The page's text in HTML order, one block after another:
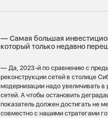
— Самая большая
который только недавно
— Да, 2023-й по сравнению с
реконструкции сетей в столице
модернизации надо увеличивать
сетей. А чтобы остановить
показатель должен достигать не
совместно с нашими стратегами